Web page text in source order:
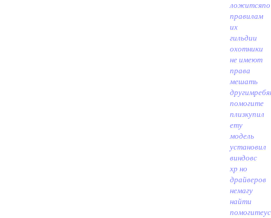
ложитсяпо
правилам
их
гильдии
охотники
не имеют
права
мешать
другим
помогите
плизкупил
ету
модель
установил
виндовс
хр но
драйверов
немагу
найти
помогите